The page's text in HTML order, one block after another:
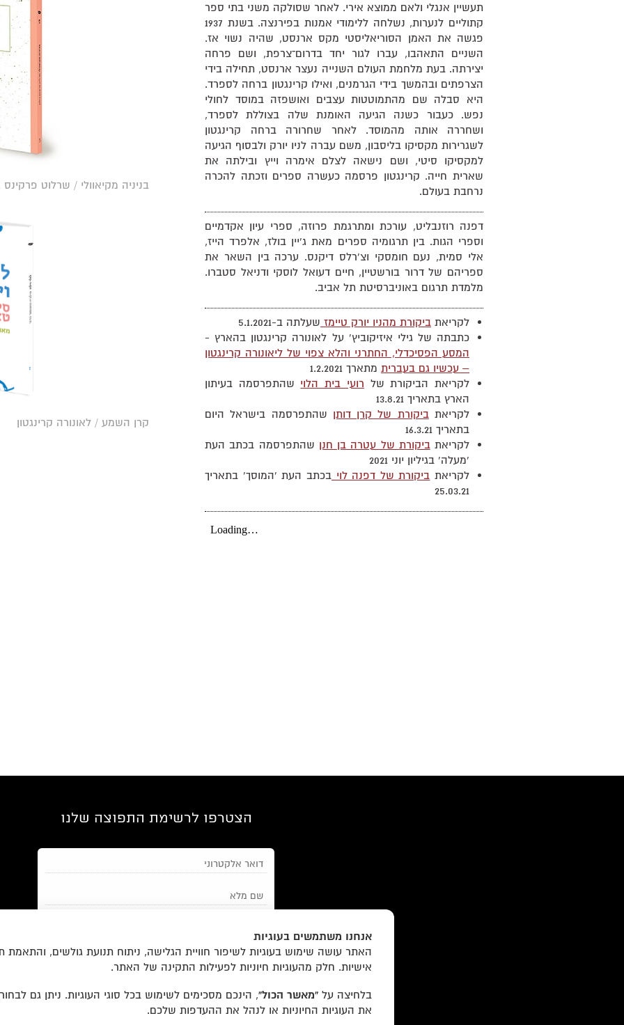
תעשיין אנגלי ולאם ממוצא אירי. לאחר שסולקה משני בתי ספר
קתוליים לנערות, נשלחה ללימודי אמנות בפירנצה. בשנת 1937
פגשה את האמן הסוריאליסטי מקס ארנסט, שהיה נשוי אז.
השניים התאהבו, עברו לגור יחד בדרום־צרפת, ושם פרחה
יצירתה. בעת מלחמת העולם השנייה נעצר ארנסט, תחילה בידי
הצרפתים ובהמשך בידי הגרמנים, ואילו קרינגטון ברחה לספרד.
היא סבלה שם מהתמוטטות עצבים ואושפזה במוסד לחולי
נפש. כעבור כשנה הגיעה האומנת שלה בצוללת לספרד,
ושחררה אותה מהמוסד. לאחר שחרורה ברחה קרינגטון
לשגרירות מקסיקו בליסבון, משם עברה לניו יורק ולבסוף הגיעה
למקסיקו סיטי, ושם נישאה לצלם אימרה וייץ ובילתה את
שארית חייה. קרינגטון פרסמה כעשרה ספרים וזכתה להכרה
נרחבת בעולם.
דפנה רוזנבליט, עורכת ומתרגמת פרוזה, ספרי עיון אקדמיים
וספרי הגות. בין תרגומיה ספרים מאת ג'יין בולז, אלפרד הייז,
אלי סמית, נעם חומסקי וצ'רלס דיקנס. ערכה בין השאר את
ספריהם של דרור בורשטיין, חיים דעואל לוסקי ודניאל סטברו.
מלמדת תרגום באוניברסיטת תל אביב.
לקריאת ביקורת מהניו יורק טיימז שעלתה ב-5.1.2021
כתבתה של גילי איזיקוביץ' על לאונורה קרינגטון בהארץ -
המסע הפסיכדלי, החתרני והלא צפוי של ליאונורה קרינגטון
– עכשיו גם בעברית מתארך 1.2.2021
לקריאת הביקורת של רועי בית הלוי שהתפרסמה בעיתון
הארץ בתאריך 13.8.21
לקריאתביקורת של קרן דותן שהתפרסמה בישראל היום
בתאריך 16.3.21
לקריאתביקורת של עטרה בן חנן שהתפרסמה בכתב העת
'מעלה' בגיליון יוני 2021
לקריאת ביקורת של דפנה לויבכתב העת 'המוסך' בתאריך
25.03.21
בניניה מקיאוולי / שרלוט פרקינס
קרן השמע / לאונורה קרינגטון
הצטרפו לרשימת התפוצה שלנו
הודעות מאתר זה בלבד (לא ספאם)
רשימת חנויות פרטיות
אנחנו משתמשים בעוגיות
האתר עושה שימוש בעוגיות לשיפור חוויית הגלישה, ניתוח תנועת גולשים, והתאמת
אישיות. חלק מהעוגיות חיוניות לפעילות התקינה של האתר.
בלחיצה על “מאשר הכול”, הינכם מסכימים לשימוש בכל סוגי העוגיות. ניתן גם
את העוגיות החיוניות או לנהל את ההעדפות שלכם.